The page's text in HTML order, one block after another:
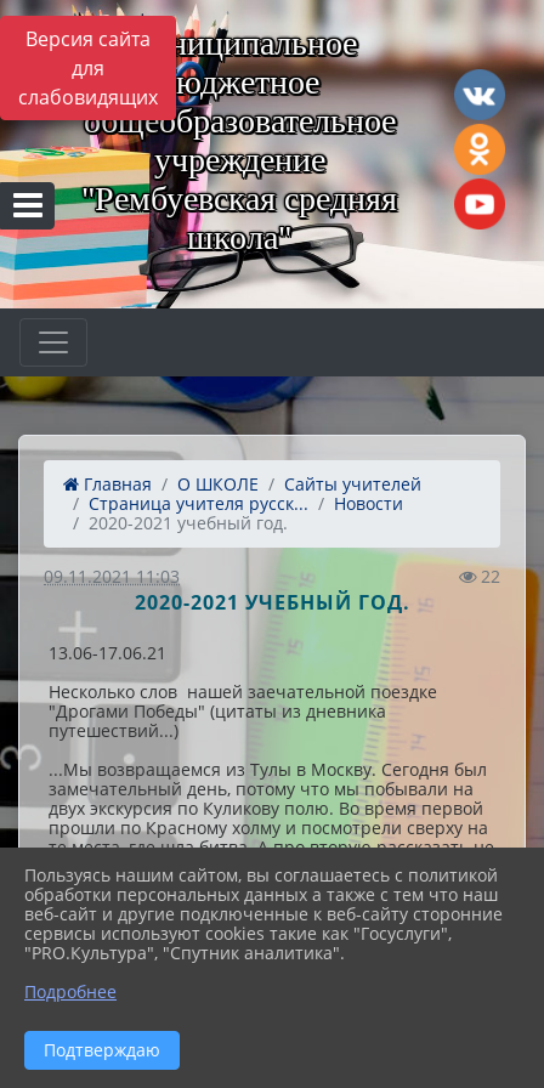
Версия сайта
для
слабовидящих
Муниципальное
бюджетное
общеобразовательное
учреждение
"Рембуевская средняя
школа"
Главная О ШКОЛЕ
Сайты учителей
Страница учителя русск...
Новости
2020-2021 учебный год.
09.11.2021 11:03 22
2020-2021 УЧЕБНЫЙ ГОД.
13.06-17.06.21
Несколько слов нашей заечательной поездке
"Дрогами Победы" (цитаты из дневника
путешествий...)
...Мы возвращаемся из Тулы в Москву. Сегодня был
замечательный день, потому что мы побывали на
двух экскурсия по Куликову полю. Во время первой
прошли по Красному холму и посмотрели сверху на
те места, где шла битва. А про вторую рассказать не
хватит слов и эмоций, потому что мы все в восторге
от экскурсовода! Нам невероятно повезло, что
экскурсию для нас провел профессор университета,
историк, археолог и замечательный рассказчик
Олег Генрихович Вронский, всю жизнь
занимавшийся Куликовское битвой и написавший о
ней не одну книгу. Два часа шла экскурсия, и для
многих они пролетели незаметно (для тех, кто умеет
в конце! А Олег Генрихович похвалил ребят, сказав,
что их внимательные глаза вдохновляли его и что у
Пользуясь нашим сайтом, вы соглашаетесь с политикой
обработки персональных данных а также с тем что наш
веб-сайт и другие подключенные к веб-сайту сторонние
сервисы используют cookies такие как "Госуслуги",
"PRO.Культура", "Спутник аналитика".
Подробнее
Подтверждаю